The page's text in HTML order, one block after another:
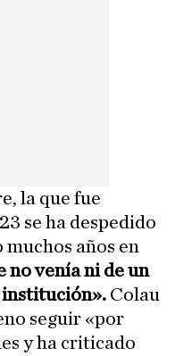
la que fue
se ha despedido
años en
no venía ni de un
Colau
seguir «por
y ha criticado